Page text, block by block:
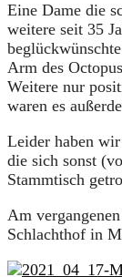
Eine Dame die
weitere seit 35
Arm des
Weitere nur
waren es
Leider haben
die sich sonst
Stammtisch
Am
Schlachthof in